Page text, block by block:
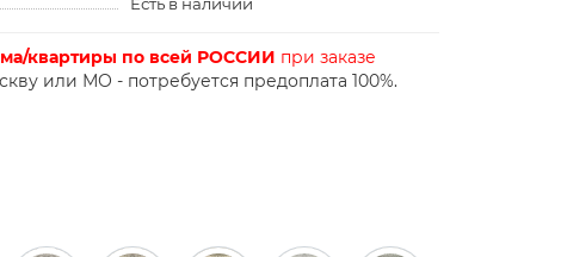
квартиры по всей РОССИИ при заказе
или МО - потребуется предоплата 100%.